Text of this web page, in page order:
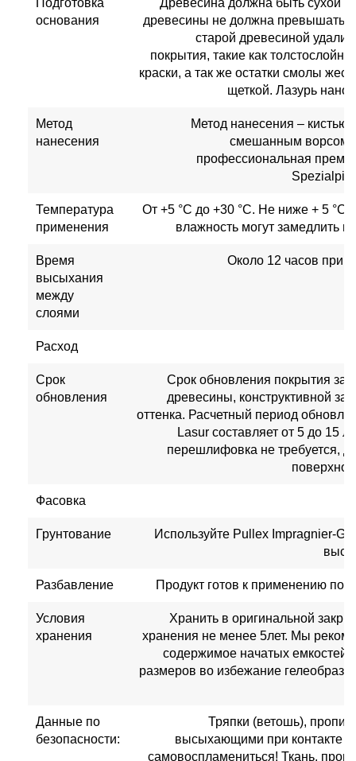
Подготовка
основания
Древесина должна быть сухой и
древесины не должна превышать
старой древесиной
покрытия, такие как
краски, а так же остатки смолы
щеткой. Лазурь
Метод
нанесения
Метод нанесения – кистью
смешанным ворсом.
профессиональная
Температура
применения
От +5 °С до +30 °С. Не ниже + 5
влажность могут замедлить
Время
высыхания
между
слоями
Около 12 часов при
Расход
Срок
обновления
Срок обновления покрытия
древесины, конструктивной
оттенка. Расчетный период
Lasur составляет от 5 до 15
перешлифовка не требуется,
Фасовка
Грунтование
Используйте Pullex Impragnier-
Разбавление Продукт готов к применению под
Условия
хранения
Хранить в оригинальной
хранения не менее 5лет. Мы
содержимое начатых емкостей
размеров во избежание
Данные по
безопасности:
Тряпки (ветошь),
высыхающими при контакте с
самовоспламениться! Ткань,